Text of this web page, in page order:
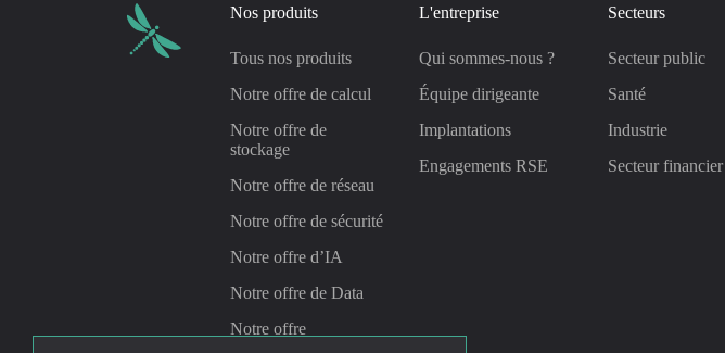
Nos produits
Tous nos produits
Notre offre de calcul
Notre offre de
stockage
Notre offre de réseau
Notre offre de sécurité
Notre offre d’IA
Notre offre de Data
Notre offre
L'entreprise
Qui sommes-nous ?
Équipe dirigeante
Implantations
Engagements RSE
Secteurs
Secteur public
Santé
Industrie
Secteur financier